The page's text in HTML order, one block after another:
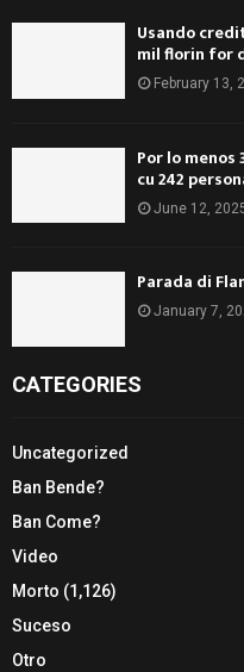
Usando
mil florin for
February 13,
Por lo
cu 242
June 12,
Parada di
January 7,
CATEGORIES
Uncategorized
Ban Bende?
Ban Come?
Video
Morto (1,126)
Suceso
Otro